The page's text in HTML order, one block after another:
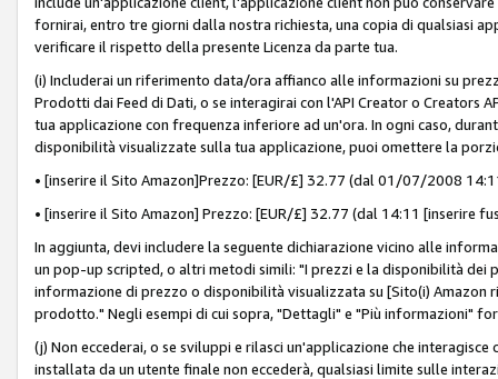
fornirai, entro tre giorni dalla nostra richiesta, una copia di qualsiasi
verificare il rispetto della presente Licenza da parte tua.
(i) Includerai un riferimento data/ora affianco alle informazioni su
Prodotti dai Feed di Dati, o se interagirai con l'API Creator o Creators
tua applicazione con frequenza inferiore ad un'ora. In ogni caso,
disponibilità visualizzate sulla tua applicazione, puoi omettere la
• [inserire il Sito Amazon]Prezzo: [EUR/£] 32.77 (dal 01/07/2008
• [inserire il Sito Amazon] Prezzo: [EUR/£] 32.77 (dal 14:11 [inserire
In aggiunta, devi includere la seguente dichiarazione vicino alle
un pop-up scripted, o altri metodi simili: "I prezzi e la disponibilità
informazione di prezzo o disponibilità visualizzata su [Sito(i)
prodotto." Negli esempi di cui sopra, "Dettagli" e "Più informazioni"
(j) Non eccederai, o se sviluppi e rilasci un'applicazione che interagisce
installata da un utente finale non eccederà, qualsiasi limite sulle